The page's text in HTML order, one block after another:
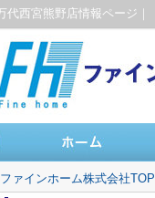
ファインホーム株式会社TOP